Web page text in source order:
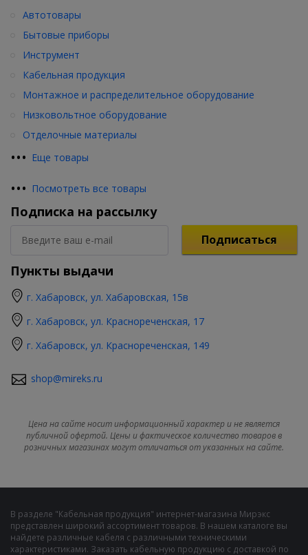
••• Еще товары
Автотовары
Бытовые приборы
Инструмент
Кабельная продукция
Монтажное и распределительное оборудование
Низковольтное оборудование
Отделочные материалы
••• Посмотреть все товары
Подписка на рассылку
Подписаться
Пункты выдачи
г. Хабаровск, ул. Хабаровская, 15в
г. Хабаровск, ул. Краснореченская, 17
г. Хабаровск, ул. Краснореченская, 149
shop@mireks.ru
Цена на сайте носит информационный характер и не является
публичной офертой. Цены и фактическое количество товаров в
розничных магазинах могут отличаться от указанных на сайте.
В разделе "Кабельная продукция" интернет-магазина Мирэкс
представлен широкий ассортимент товаров. В нашем каталоге вы
найдете различные кабеля с различными техническими
характеристиками. Заказать кабельную продукцию с доставкой по